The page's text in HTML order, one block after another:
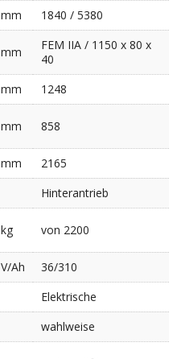
mm
1840 / 5380
mm
FEM IIA / 1150 x 80 x
40
mm
1248
mm 858
mm
2165
Hinterantrieb
kg von 2200
V/Ah
36/310
Elektrische
wahlweise